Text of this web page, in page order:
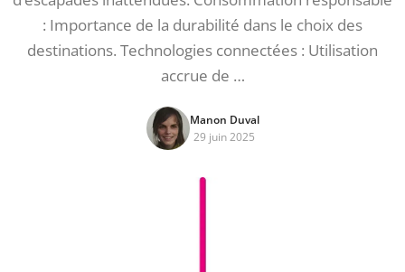
: Importance de la durabilité dans le choix des
destinations. Technologies connectées : Utilisation
accrue de …
Manon Duval
29 juin 2025